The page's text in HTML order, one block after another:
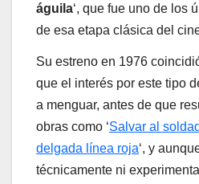
águila‘, que fue uno de los
de esa etapa clásica del
Su estreno en 1976
que el interés por este tipo
a menguar, antes de que
obras como ‘Salvar al
delgada línea roja‘, y
técnicamente ni